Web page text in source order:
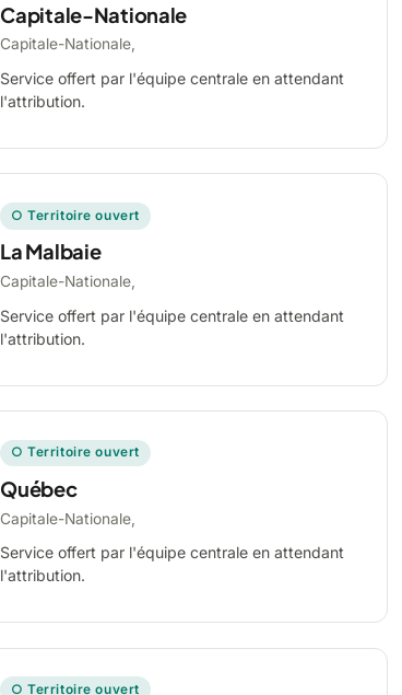
Capitale-Nationale
Capitale-Nationale,
Service offert par l'équipe centrale en attendant
l'attribution.
○ Territoire ouvert
La Malbaie
Capitale-Nationale,
Service offert par l'équipe centrale en attendant
l'attribution.
○ Territoire ouvert
Québec
Capitale-Nationale,
Service offert par l'équipe centrale en attendant
l'attribution.
○ Territoire ouvert